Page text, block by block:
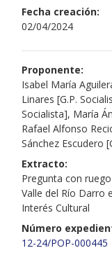
Fecha creación:
02/04/2024
Proponente:
Isabel María
Linares [G.P.
Socialista], María
Rafael Alfonso
Sánchez Escudero
Extracto:
Pregunta con
Valle del Río Darro
Interés Cultural
Número
12-24/POP-000445